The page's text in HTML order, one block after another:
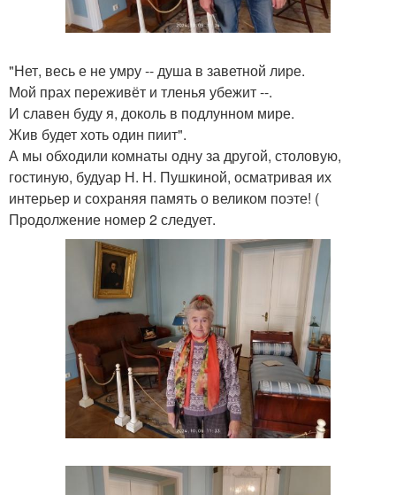
"Нет, весь е не умру -- душа в заветной лире.
Мой прах переживёт и тленья убежит --.
И славен буду я, доколь в подлунном мире.
Жив будет хоть один пиит".
А мы обходили комнаты одну за другой, столовую,
гостиную, будуар Н. Н. Пушкиной, осматривая их
интерьер и сохраняя память о великом поэте! (
Продолжение номер 2 следует.